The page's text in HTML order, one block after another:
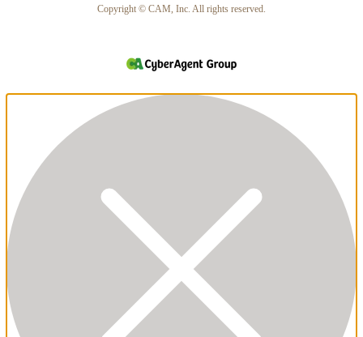
Copyright © CAM, Inc. All rights reserved.